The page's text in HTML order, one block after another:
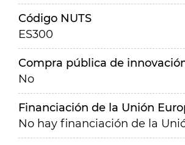
Código NUTS
ES300
Compra pública de
No
Financiación de la Unión
No hay financiación de la